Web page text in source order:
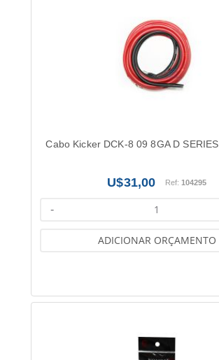
Cabo Kicker DCK-8 09 8GA D
31,00 Ref:104295
-
ADICIONAR ORÇAMENTO